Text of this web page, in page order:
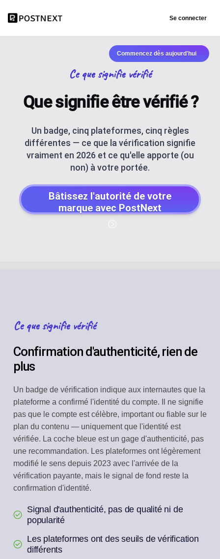
Se connecter
Commencez dès aujourd'hui
Ce que signifie vérifié
Que signifie être vérifié ?
Un badge, cinq plateformes, cinq règles
différentes — ce que la vérification signifie
vraiment en 2026 et ce qu'elle apporte (ou
non) à votre portée.
Bâtissez l'autorité de votre
marque avec PostNext
Ce que signifie vérifié
Confirmation d'authenticité, rien de
plus
Un badge de vérification indique aux internautes que la
plateforme a confirmé l'identité du compte. Il ne signifie
pas que le compte est célèbre, important ou fiable sur le
plan du contenu — uniquement que l'identité est
vérifiée. La coche bleue est un gage d'authenticité, pas
une recommandation. Les plateformes ont légèrement
modifié le sens depuis 2023 avec l'arrivée de la
vérification payante, mais le signal de fond reste la
confirmation d'identité.
Signal d'authenticité, pas de qualité ni de
popularité
Les plateformes ont des seuils de vérification
différents